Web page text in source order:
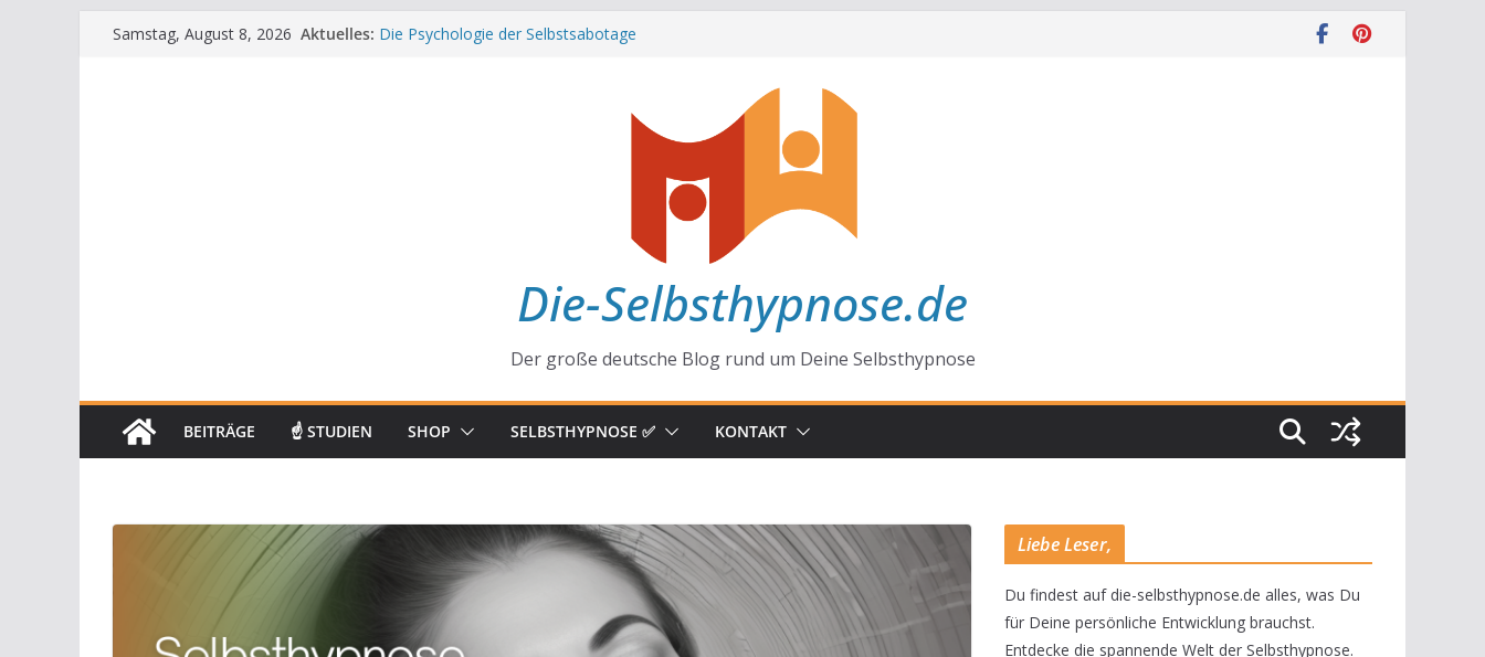
ZumSamstag, August 8, 2026 Aktuelles: Die Psychologie der Selbstsabotage
Die-Selbsthypnose.de
Der große deutsche Blog rund um Deine Selbsthypnose
BEITRÄGE ☝ STUDIEN SHOP SELBSTHYPNOSE ✅ KONTAKT
Liebe Leser,
Du findest auf die-selbsthypnose.de alles, was Du
für Deine persönliche Entwicklung brauchst.
Entdecke die spannende Welt der Selbsthypnose.